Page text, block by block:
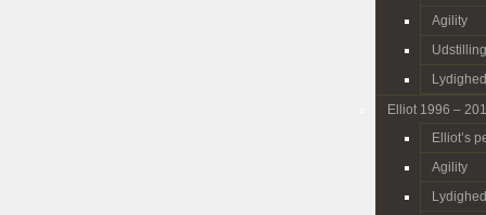
Agility
Udstilling
Lydighed
Elliot 1996 –
Elliot’s
Agility
Lydighed